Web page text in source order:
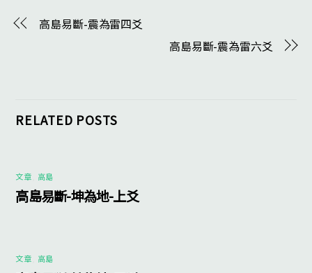
高島易斷-震為雷四爻
高島易斷-震為雷六爻
RELATED POSTS
文章 高島
高島易斷-坤為地-上爻
文章 高島